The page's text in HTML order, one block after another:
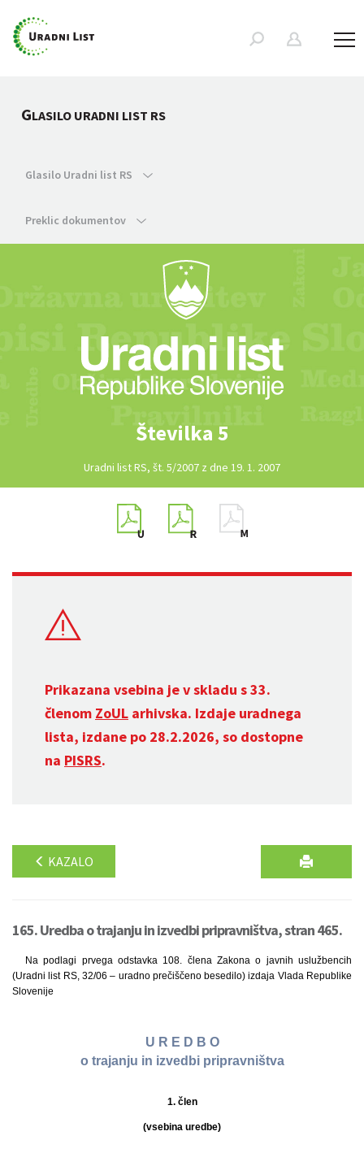
GLASILO URADNI LIST RS
Glasilo Uradni list RS
Preklic dokumentov
Številka 5
Uradni list RS, št. 5/2007 z dne 19. 1. 2007
Prikazana vsebina je v skladu s 33.
členom ZoUL arhivska. Izdaje uradnega
lista, izdane po 28.2.2026, so dostopne
na PISRS.
KAZALO
165. Uredba o trajanju in izvedbi pripravništva, stran 465.
Na podlagi prvega odstavka 108. člena Zakona o javnih uslužbencih
(Uradni list RS, 32/06 – uradno prečiščeno besedilo) izdaja Vlada Republike
Slovenije
U R E D B O
o trajanju in izvedbi pripravništva
1. člen
(vsebina uredbe)